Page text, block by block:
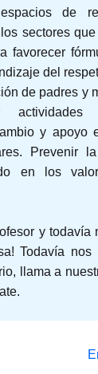
de
sectores
favorecer
del
de padres y
actividades
y apoyo
Prevenir
en los
y todavía
Todavía nos
llama a